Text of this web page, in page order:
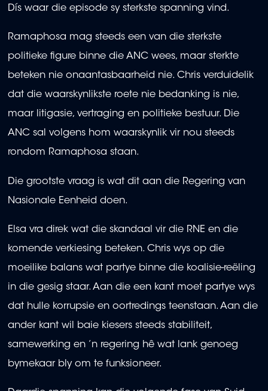
Dís waar die episode sy sterkste spanning vind.
Ramaphosa mag steeds een van die sterkste
politieke figure binne die ANC wees, maar sterkte
beteken nie onaantasbaarheid nie. Chris verduidelik
dat die waarskynlikste roete nie bedanking is nie,
maar litigasie, vertraging en politieke bestuur. Die
ANC sal volgens hom waarskynlik vir nou steeds
rondom Ramaphosa staan.
Die grootste vraag is wat dit aan die Regering van
Nasionale Eenheid doen.
Elsa vra direk wat die skandaal vir die RNE en die
komende verkiesing beteken. Chris wys op die
moeilike balans wat partye binne die koalisie-reëling
in die gesig staar. Aan die een kant moet partye wys
dat hulle korrupsie en oortredings teenstaan. Aan die
ander kant wil baie kiesers steeds stabiliteit,
samewerking en ’n regering hê wat lank genoeg
bymekaar bly om te funksioneer.